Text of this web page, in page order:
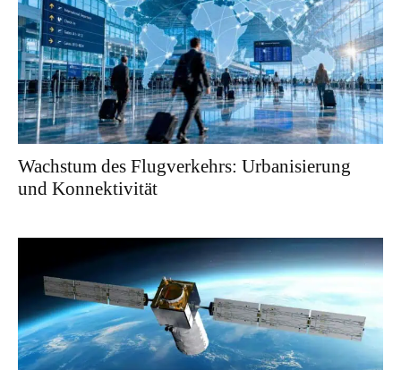
Wachstum des Flugverkehrs: Urbanisierung
und Konnektivität